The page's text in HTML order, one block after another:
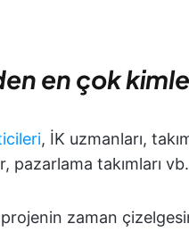
en çok
, İK uzmanları,
pazarlama takımları
zaman